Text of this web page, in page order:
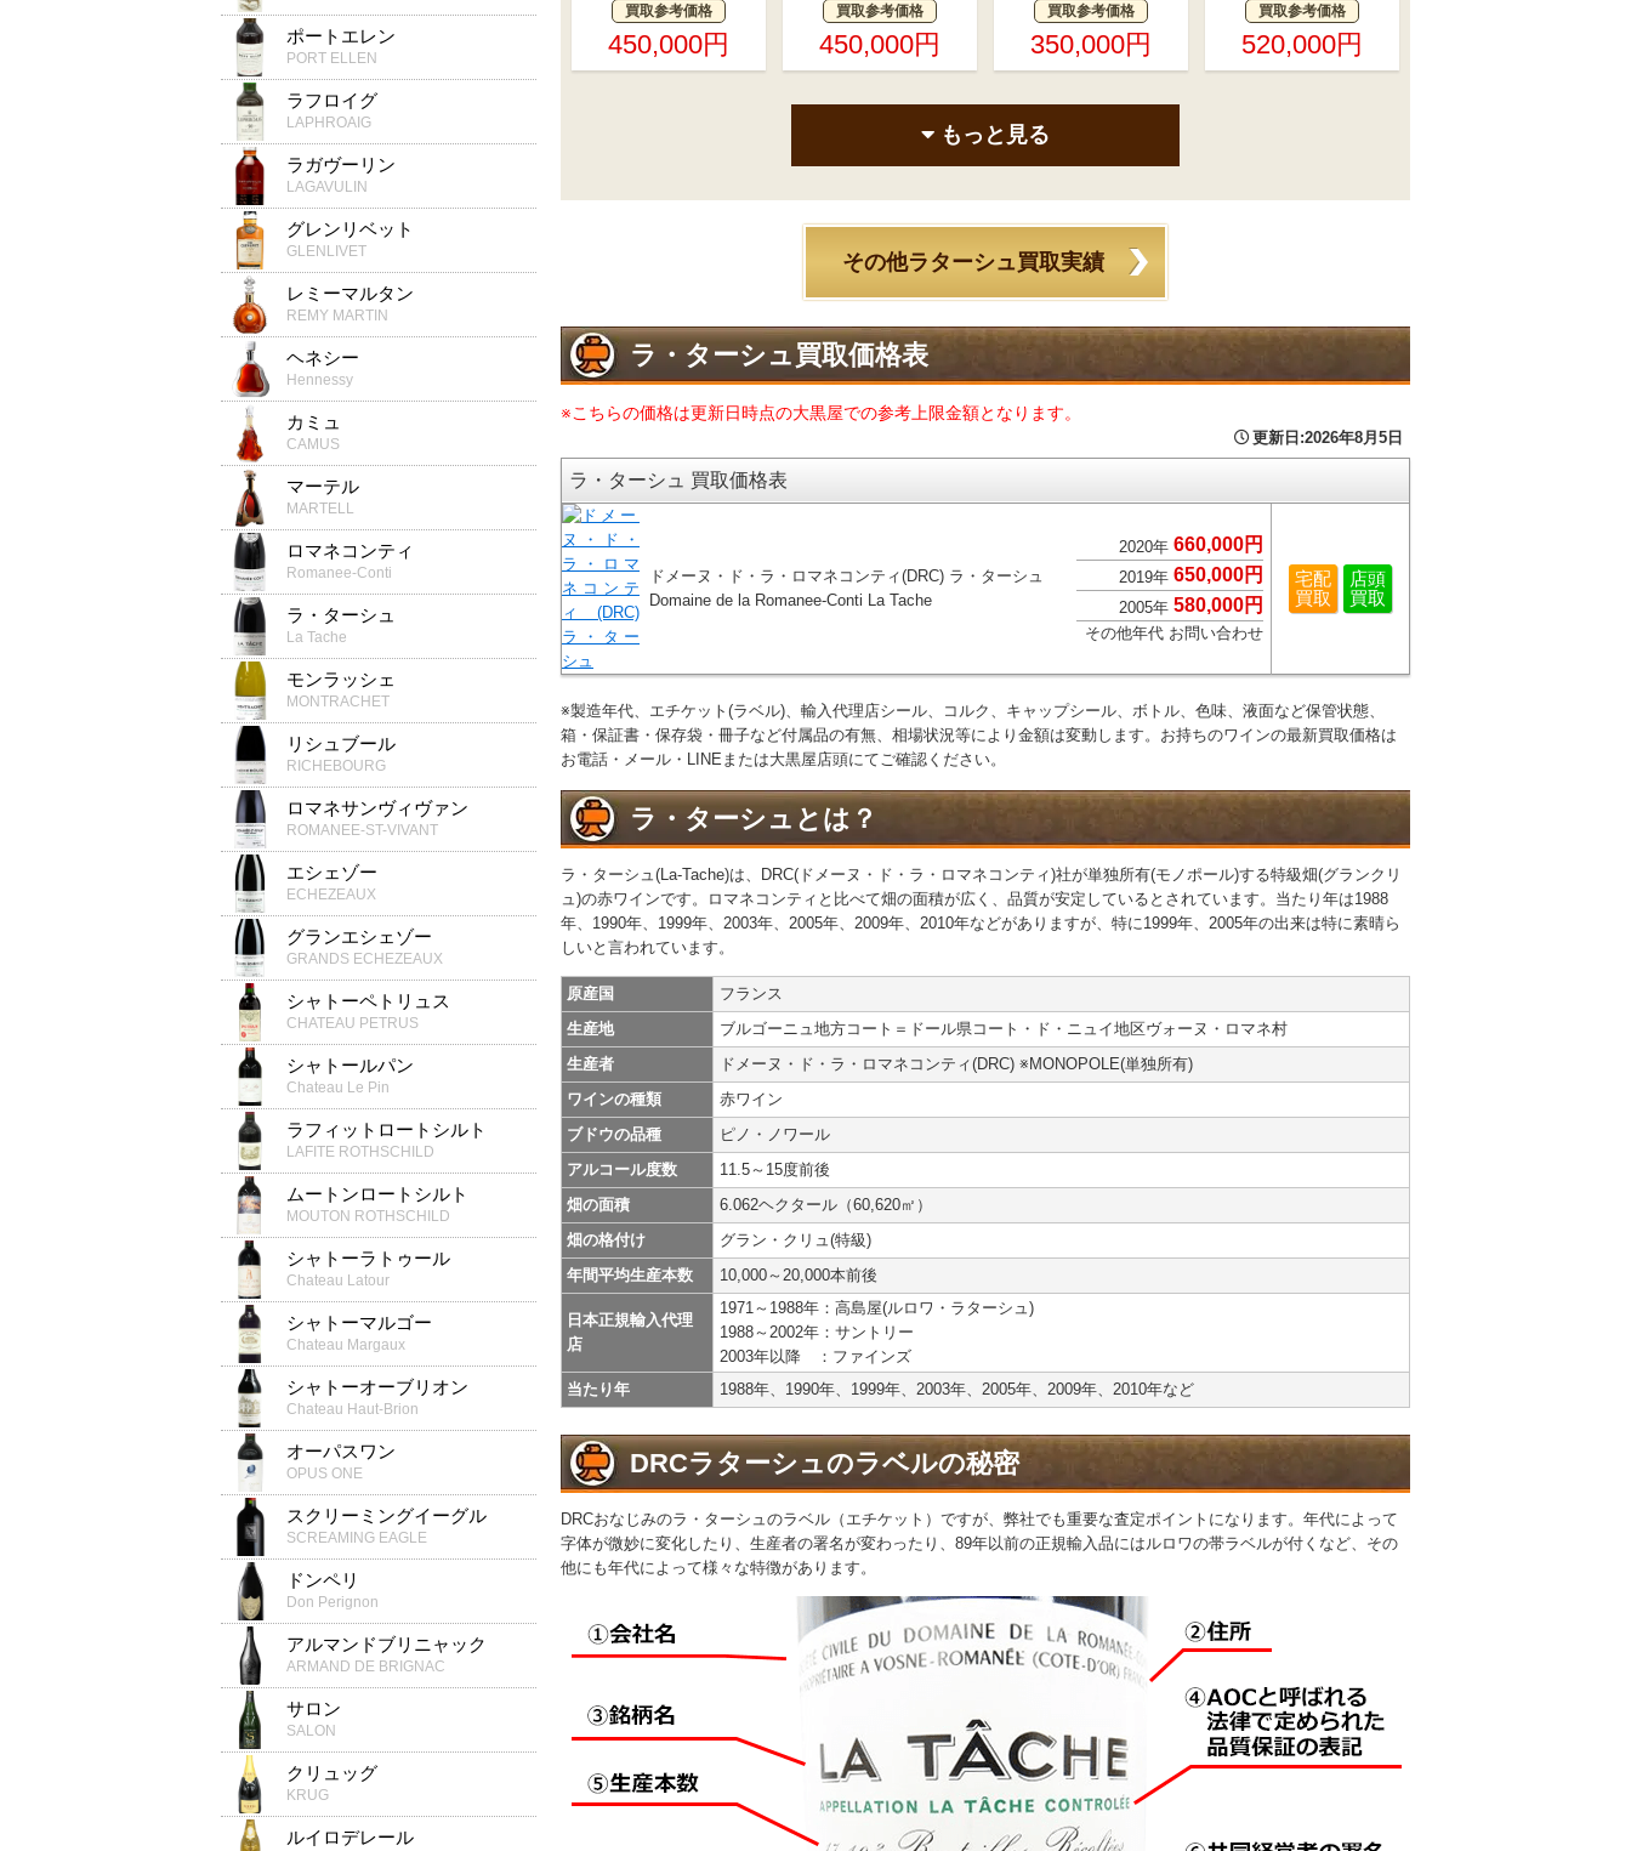
買取参考価格
450,000円
買取参考価格
450,000円
買取参考価格
350,000円
買取参考価格
520,000円
もっと見る
その他ラターシュ買取実績
ラ・ターシュ買取価格表
※こちらの価格は更新日時点の大黒屋での参考上限金額となります。
更新日:2026年8月5日
ラ・ターシュ 買取価格表
ドメーヌ・ド・ラ・ロマネコンティ(DRC) ラ・ターシュ
Domaine de la Romanee-Conti La Tache
2020年 660,000円
2019年 650,000円
2005年 580,000円
その他年代 お問い合わせ
宅配
買取
店頭
買取
※製造年代、エチケット(ラベル)、輸入代理店シール、コルク、キャップシール、ボトル、色味、液面など保管状態、
箱・保証書・保存袋・冊子など付属品の有無、相場状況等により金額は変動します。お持ちのワインの最新買取価格は
お電話・メール・LINEまたは大黒屋店頭にてご確認ください。
ラ・ターシュとは？
ラ・ターシュ(La-Tache)は、DRC(ドメーヌ・ド・ラ・ロマネコンティ)社が単独所有(モノポール)する特級畑(グランクリ
ュ)の赤ワインです。ロマネコンティと比べて畑の面積が広く、品質が安定しているとされています。当たり年は1988
年、1990年、1999年、2003年、2005年、2009年、2010年などがありますが、特に1999年、2005年の出来は特に素晴ら
しいと言われています。
原産国
フランス
生産地
ブルゴーニュ地方コート＝ドール県コート・ド・ニュイ地区ヴォーヌ・ロマネ村
生産者
ドメーヌ・ド・ラ・ロマネコンティ(DRC) ※MONOPOLE(単独所有)
ワインの種類
赤ワイン
ブドウの品種
ピノ・ノワール
アルコール度数
11.5～15度前後
畑の面積
6.062ヘクタール（60,620㎡）
畑の格付け
グラン・クリュ(特級)
年間平均生産本数
10,000～20,000本前後
日本正規輸入代理
店
1971～1988年：高島屋(ルロワ・ラターシュ)
1988～2002年：サントリー
2003年以降 ：ファインズ
当たり年
1988年、1990年、1999年、2003年、2005年、2009年、2010年など
DRCラターシュのラベルの秘密
DRCおなじみのラ・ターシュのラベル（エチケット）ですが、弊社でも重要な査定ポイントになります。年代によって
字体が微妙に変化したり、生産者の署名が変わったり、89年以前の正規輸入品にはルロワの帯ラベルが付くなど、その
他にも年代によって様々な特徴があります。
ポートエレン
PORT ELLEN
ラフロイグ
LAPHROAIG
ラガヴーリン
LAGAVULIN
グレンリベット
GLENLIVET
レミーマルタン
REMY MARTIN
ヘネシー
Hennessy
カミュ
CAMUS
マーテル
MARTELL
ロマネコンティ
Romanee-Conti
ラ・ターシュ
La Tache
モンラッシェ
MONTRACHET
リシュブール
RICHEBOURG
ロマネサンヴィヴァン
ROMANEE-ST-VIVANT
エシェゾー
ECHEZEAUX
グランエシェゾー
GRANDS ECHEZEAUX
シャトーペトリュス
CHATEAU PETRUS
シャトールパン
Chateau Le Pin
ラフィットロートシルト
LAFITE ROTHSCHILD
ムートンロートシルト
MOUTON ROTHSCHILD
シャトーラトゥール
Chateau Latour
シャトーマルゴー
Chateau Margaux
シャトーオーブリオン
Chateau Haut-Brion
オーパスワン
OPUS ONE
スクリーミングイーグル
SCREAMING EAGLE
ドンペリ
Don Perignon
アルマンドブリニャック
ARMAND DE BRIGNAC
サロン
SALON
クリュッグ
KRUG
ルイロデレール